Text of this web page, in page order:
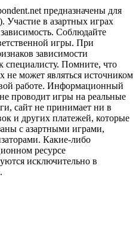
предназначены для
Участие в азартных играх
Соблюдайте
игры. При
зависимости
специалисту. Помните, что
не может являться источником
работе. Информационный
проводит игры на реальные
сайт не принимает ни в
и других платежей, которые
с азартными играми,
Какие-либо
ресурсе
исключительно в